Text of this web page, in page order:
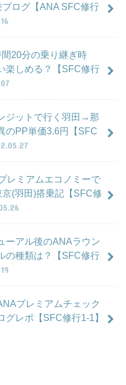
ログ【ANA SFC修行
20分の乗り継ぎ時
楽しめる？【SFC修行
ジットで行く羽田→那
のPP単価3.6円【SFC
レミアムエコノミーで
(羽田)搭乗記【SFC修
ーアル後のANAラウン
の種類は？【SFC修行
プレミアムチェック
グレポ【SFC修行1-1】